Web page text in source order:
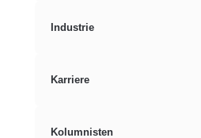
Industrie
Karriere
Kolumnisten